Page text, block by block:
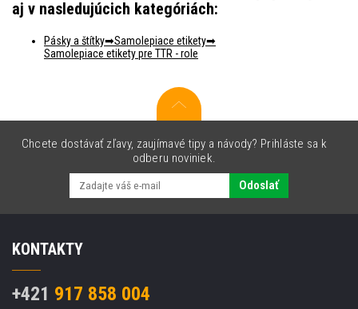
aj v nasledujúcich kategóriách:
Pásky a štítky
Samolepiace etikety
Samolepiace etikety pre TTR - role
Chcete dostávať zľavy, zaujímavé tipy a návody? Prihláste sa k
odberu noviniek.
Odoslať
KONTAKTY
+421 917 858 004